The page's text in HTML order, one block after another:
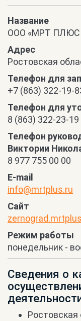
Название
OOO «МРТ ПЛЮС
Адрес
Ростовская
Телефон для
+7 (863) 322-19-
Телефон для
8 (863) 322-23-19
Телефон
Виктории
8 977 755 00 00
E-mail
info@mrtplus.ru
Сайт
Режим работы
понедельник -
Сведения о
Ростовская